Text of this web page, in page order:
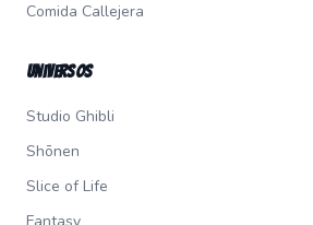
Comida Callejera
Universos
Studio Ghibli
Shōnen
Slice of Life